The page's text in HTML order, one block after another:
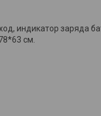
индикатор заряда
см.